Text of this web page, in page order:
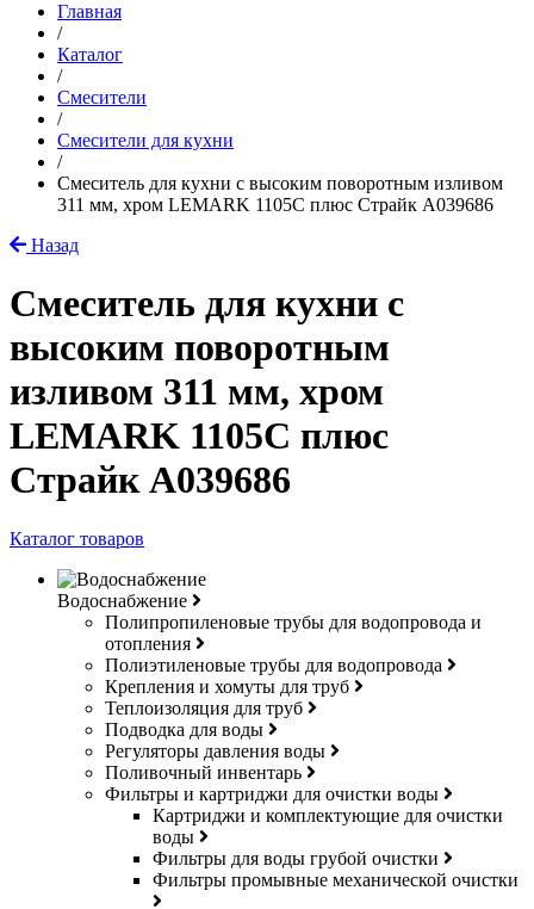
Главная
/
Каталог
/
Смесители
/
Смесители для кухни
/
Смеситель для кухни с высоким поворотным изливом
311 мм, хром LEMARK 1105C плюс Страйк A039686
Назад
Смеситель для кухни с
высоким поворотным
изливом 311 мм, хром
LEMARK 1105C плюс
Страйк A039686
Каталог товаров
Водоснабжение
Полипропиленовые трубы для водопровода и
отопления
Полиэтиленовые трубы для водопровода
Крепления и хомуты для труб
Теплоизоляция для труб
Подводка для воды
Регуляторы давления воды
Поливочный инвентарь
Фильтры и картриджи для очистки воды
Картриджи и комплектующие для очистки
воды
Фильтры для воды грубой очистки
Фильтры промывные механической очистки